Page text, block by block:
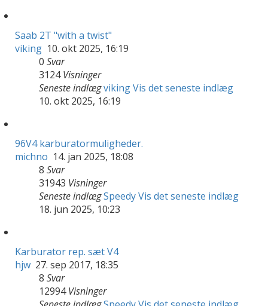
Saab 2T "with a twist"
viking 10. okt 2025, 16:19
0 Svar
3124Visninger
Seneste indlægvikingVis det seneste indlæg
10. okt 2025, 16:19
96V4 karburatormuligheder.
michno 14. jan 2025, 18:08
8 Svar
31943 Visninger
Seneste indlægSpeedyVis det seneste indlæg
18. jun 2025, 10:23
Karburator rep. sæt V4
hjw 27. sep 2017, 18:35
8 Svar
12994Visninger